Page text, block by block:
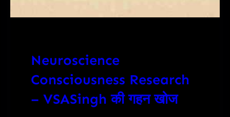
Neuroscience
Consciousness Research
– VSASingh की गहन खोज